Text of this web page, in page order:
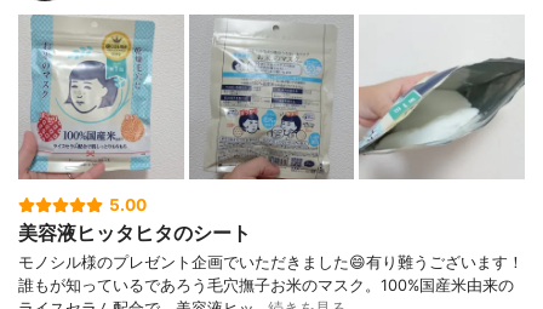
5.00
美容液ヒッタヒタのシート
モノシル様のプレゼント企画でいただきました😄有り難うございます！
誰もが知っているであろう毛穴撫子お米のマスク。100%国産米由来の